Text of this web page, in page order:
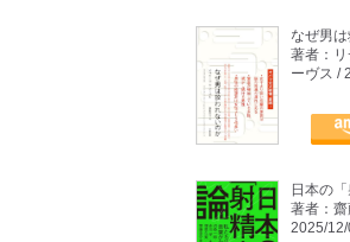
なぜ男
著者：リ
ーヴス /
日本の
著者：
2025/